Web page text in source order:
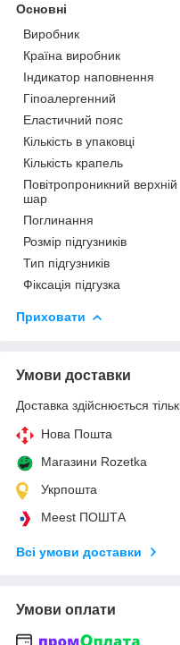
Основні
Виробник
Країна виробник
Індикатор наповнення
Гіпоалергенний
Еластичний пояс
Кількість в упаковці
Кількість крапель
Повітропроникний верхній
шар
Поглинання
Розмір підгузників
Тип підгузників
Фіксація підгузка
Приховати
Умови доставки
Доставка здійснюється
Нова Пошта
Магазини Rozetka
Укрпошта
Meest ПОШТА
Всі умови доставки
Умови оплати